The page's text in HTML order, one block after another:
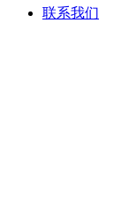
联系我们